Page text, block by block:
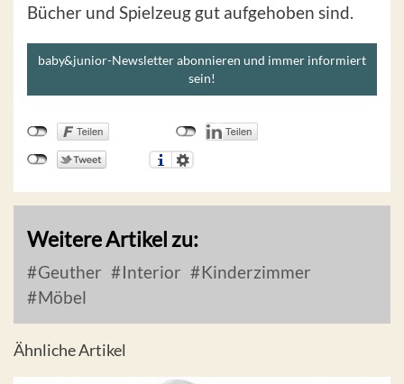
Bücher und Spielzeug gut aufgehoben sind.
baby&junior-Newsletter abonnieren und immer informiert
sein!
Weitere Artikel zu:
Geuther Interior
Kinderzimmer
Möbel
Ähnliche Artikel